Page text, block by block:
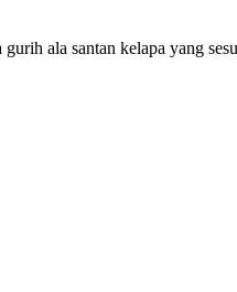
ala santan kelapa yang